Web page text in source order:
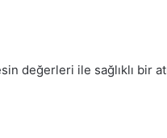
değerleri ile sağlıklı bir